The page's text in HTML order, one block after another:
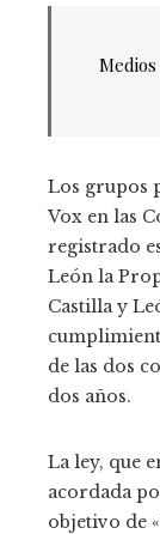
Los grupos
Vox en las
registrado
León la
Castilla y
de las dos
dos años.
La ley, que
acordada
objetivo de